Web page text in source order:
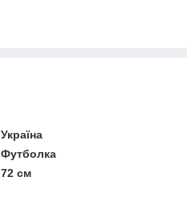
Україна
Футболка
72 см